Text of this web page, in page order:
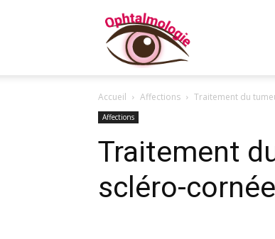
Ophtalmologie
Accueil Affections Traitement du
Affections
Traitement
scléro-